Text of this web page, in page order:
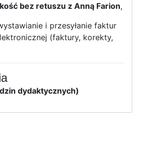
bez retuszu z Anną Farion,
i przesyłanie faktur
(faktury, korekty,
dydaktycznych)